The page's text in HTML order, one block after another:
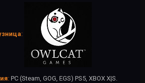
:
: PC (Steam, GOG, EGS) PS5, XBOX X|S.